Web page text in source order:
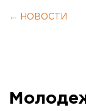
← НОВОСТИ